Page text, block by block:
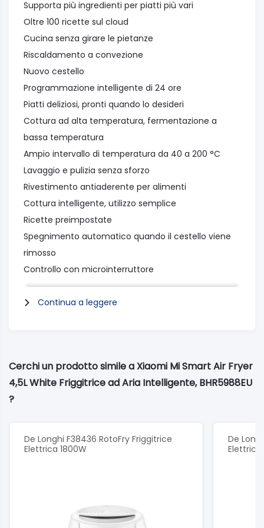
Supporta più ingredienti per piatti più vari
Oltre 100 ricette sul cloud
Cucina senza girare le pietanze
Riscaldamento a convezione
Nuovo cestello
Programmazione intelligente di 24 ore
Piatti deliziosi, pronti quando lo desideri
Cottura ad alta temperatura, fermentazione a
bassa temperatura
Ampio intervallo di temperatura da 40 a 200 °C
Lavaggio e pulizia senza sforzo
Rivestimento antiaderente per alimenti
Cottura intelligente, utilizzo semplice
Ricette preimpostate
Spegnimento automatico quando il cestello viene
rimosso
Controllo con microinterruttore
Controllo preciso della temperatura per una cottura
semplice
Riscaldamento a convezione a 360° per friggere
rapidamente
Riscaldamento uniforme per pasti deliziosi senza
girare le pietanze
cottura al forno
Continua a leggere
Cerchi un prodotto simile a Xiaomi Mi Smart Air Fryer
4,5L White Friggitrice ad Aria Intelligente, BHR5988EU
?
De Longhi F38436 RotoFry Friggitrice
Elettrica 1800W
De
Elettrica